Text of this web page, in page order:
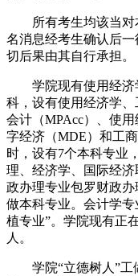
所有考生均该当对
名消息经考生确认后
切后果由其自行承担。
学院现有使用经济
科，设有使用经济学
会计（MPAcc）、使
字经济（MDE）和工
时，设有7个本科专业
理、经济学、国际经
政办理专业包罗财政
做本科专业。会计学
植专业”。学院现有正
人。
学院“立德树人”工